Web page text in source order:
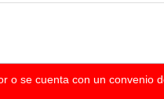
o se cuenta con un convenio